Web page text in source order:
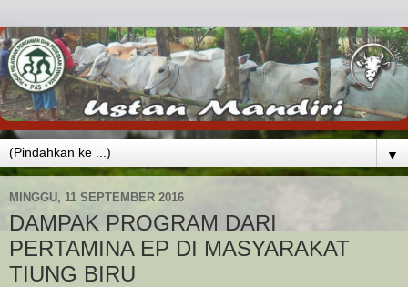
▼
MINGGU, 11 SEPTEMBER 2016
DAMPAK PROGRAM DARI
PERTAMINA EP DI MASYARAKAT
TIUNG BIRU